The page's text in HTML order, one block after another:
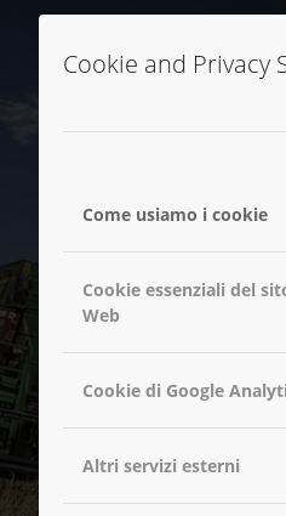
Cookie and Privacy
Come usiamo i cookie
Cookie essenziali del
Web
Cookie di Google
Altri servizi esterni